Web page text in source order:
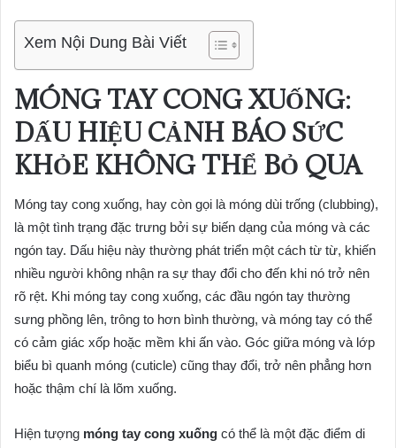
Xem Nội Dung Bài Viết
MÓNG TAY CONG XUỐNG:
DẤU HIỆU CẢNH BÁO SỨC
KHỎE KHÔNG THỂ BỎ QUA
Móng tay cong xuống, hay còn gọi là móng dùi trống (clubbing),
là một tình trạng đặc trưng bởi sự biến dạng của móng và các
ngón tay. Dấu hiệu này thường phát triển một cách từ từ, khiến
nhiều người không nhận ra sự thay đổi cho đến khi nó trở nên
rõ rệt. Khi móng tay cong xuống, các đầu ngón tay thường
sưng phồng lên, trông to hơn bình thường, và móng tay có thể
có cảm giác xốp hoặc mềm khi ấn vào. Góc giữa móng và lớp
biểu bì quanh móng (cuticle) cũng thay đổi, trở nên phẳng hơn
hoặc thậm chí là lõm xuống.
Hiện tượng móng tay cong xuống có thể là một đặc điểm di